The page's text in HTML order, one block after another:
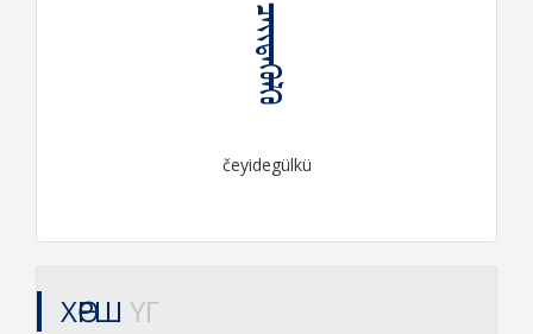
ᠴᠡᠶᠢᠳᠡᠭᠦᠯᠬᠦ
čeyidegülkü
ХӨРШ ҮГ